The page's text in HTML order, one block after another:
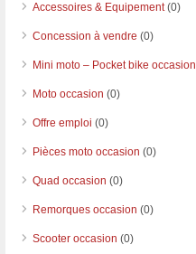
Accessoires & Equipement(0)
Concession à vendre (0)
Mini moto – Pocket bike occasion
Moto occasion (0)
Offre emploi (0)
Pièces moto occasion (0)
Quad occasion (0)
Remorques occasion (0)
Scooter occasion (0)